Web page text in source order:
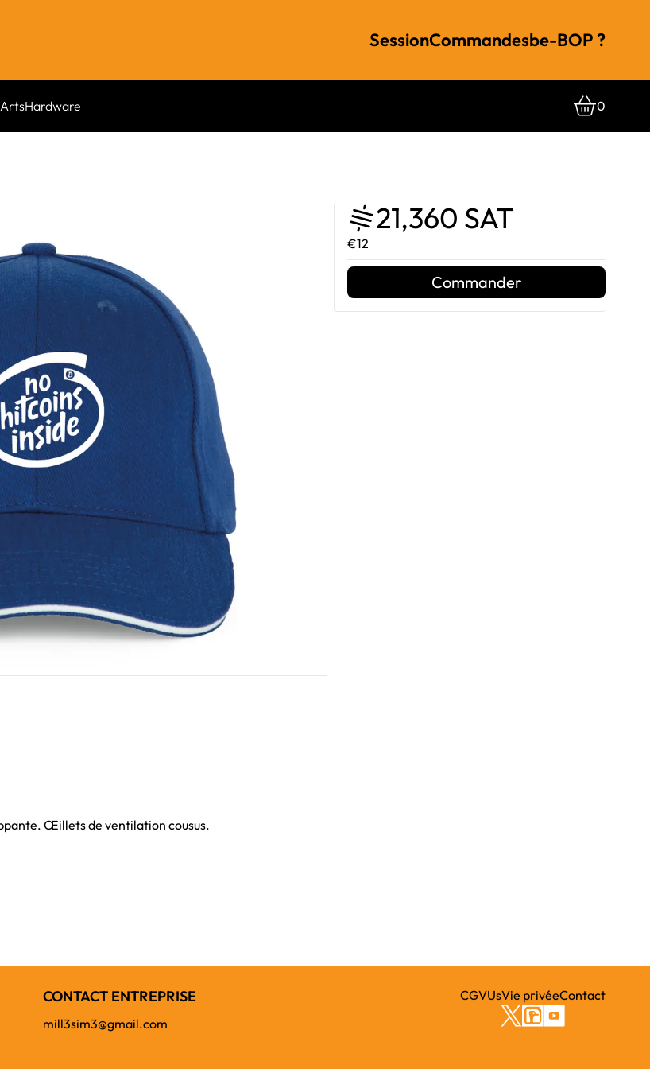
SessionCommandesbe-BOP ?
ArtsHardware 0
Œillets de ventilation cousus.
21,360 SAT
€12
Commander
CONTACT ENTREPRISE
mill3sim3@gmail.com
CGVUsVie privéeContact